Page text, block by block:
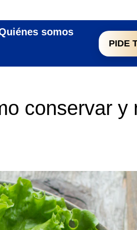
somos
PIDE
conservar y